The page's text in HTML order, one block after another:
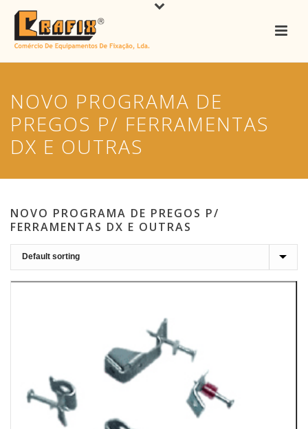
NOVO PROGRAMA DE
PREGOS P/ FERRAMENTAS
DX E OUTRAS
NOVO PROGRAMA DE PREGOS P/
FERRAMENTAS DX E OUTRAS